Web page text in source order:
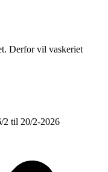
Derfor vil vaskeriet
2 til 20/2-2026